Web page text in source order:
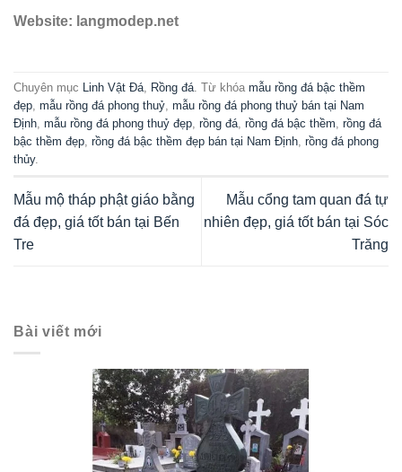
Website: langmodep.net
Chuyên mục Linh Vật Đá Rồng đá . Từ khóa mẫu rồng đá bậc thềm
đẹp mẫu rồng đá phong thuỷ mẫu rồng đá phong thuỷ bán tại Nam
Định mẫu rồng đá phong thuỷ đẹp rồng đá rồng đá bậc thềm rồng đá
bậc thềm đẹp rồng đá bậc thềm đẹp bán tại Nam Định rồng đá phong
thủy.
Mẫu mộ tháp phật giáo bằng
đá đẹp, giá tốt bán tại Bến
Tre
Mẫu cổng tam quan đá tự
nhiên đẹp, giá tốt bán tại Sóc
Trăng
Bài viết mới